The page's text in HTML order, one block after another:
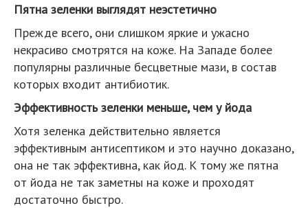
Пятна зеленки выглядят неэстетично
Прежде всего, они слишком яркие и ужасно
некрасиво смотрятся на коже. На Западе более
популярны различные бесцветные мази, в состав
которых входит антибиотик.
Эффективность зеленки меньше, чем у йода
Хотя зеленка действительно является
эффективным антисептиком и это научно доказано,
она не так эффективна, как йод. К тому же пятна
от йода не так заметны на коже и проходят
достаточно быстро.